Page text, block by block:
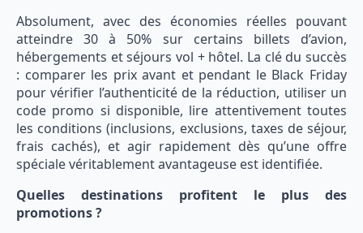
Absolument, avec des économies réelles pouvant
atteindre 30 à 50% sur certains billets d’avion,
hébergements et séjours vol + hôtel. La clé du succès
: comparer les prix avant et pendant le Black Friday
pour vérifier l’authenticité de la réduction, utiliser un
code promo si disponible, lire attentivement toutes
les conditions (inclusions, exclusions, taxes de séjour,
frais cachés), et agir rapidement dès qu’une offre
spéciale véritablement avantageuse est identifiée.
Quelles destinations profitent le plus des
promotions ?